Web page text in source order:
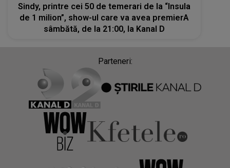
Sindy, printre cei 50 de temerari de la “Insula
de 1 milion”, show-ul care va avea premierA
sâmbătă, de la 21:00, la Kanal D
Parteneri: